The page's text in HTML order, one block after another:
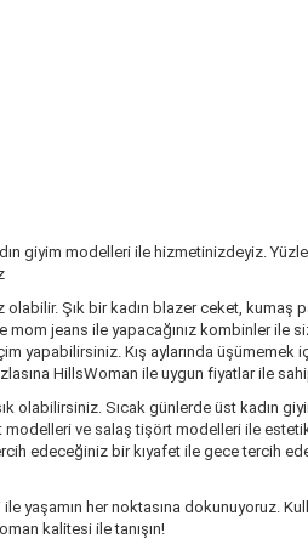
giyim modelleri ile hizmetinizdeyiz.
olabilir. Şık bir kadın blazer ceket, kumaş
jeans ile yapacağınız kombinler ile
yapabilirsiniz. Kış aylarında üşümemek
HillsWoman ile uygun fiyatlar ile
olabilirsiniz. Sıcak günlerde üst kadın
modelleri ve salaş tişört modelleri ile
edeceğiniz bir kıyafet ile gece tercih
her noktasına dokunuyoruz.
kalitesi ile tanışın!